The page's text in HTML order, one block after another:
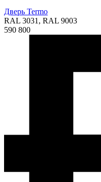
Дверь Termo
RAL 3031, RAL 9003
590 800